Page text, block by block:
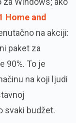
Home and
na akciji:
paket za
90%. To je
na koji ljudi
svaki budžet.